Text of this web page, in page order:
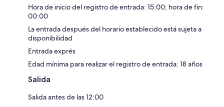
Hora de inicio del registro de entrada: 15:00; hora de fin:
00:00
La entrada después del horario establecido está sujeta a
disponibilidad
Entrada exprés
Edad mínima para realizar el registro de entrada: 18 años
Salida
Salida antes de las 12:00